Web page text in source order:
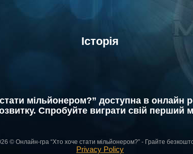
Історія
мільйонером?” доступна в онлайн
Спробуйте виграти свій перший
© Онлайн-гра “Хто хоче стати мільйонером?” - Грайте
Privacy Policy